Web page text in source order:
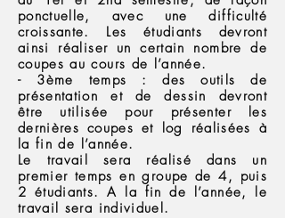
ponctuelle, avec une difficulté
croissante. Les étudiants devront
ainsi réaliser un certain nombre de
coupes au cours de l’année.
- 3ème temps : des outils de
présentation et de dessin devront
être utilisée pour présenter les
dernières coupes et log réalisées à
la fin de l’année.
Le travail sera réalisé dans un
premier temps en groupe de 4, puis
2 étudiants. A la fin de l’année, le
travail sera individuel.